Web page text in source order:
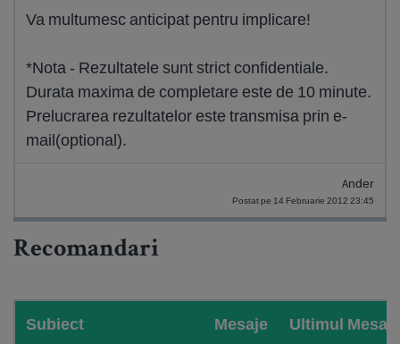
Va multumesc anticipat pentru implicare!
*Nota - Rezultatele sunt strict confidentiale.
Durata maxima de completare este de 10 minute.
Prelucrarea rezultatelor este transmisa prin e-
mail(optional).
Ander
Postat pe 14 Februarie 2012 23:45
Recomandari
Subiect Mesaje Ultimul Mesaj